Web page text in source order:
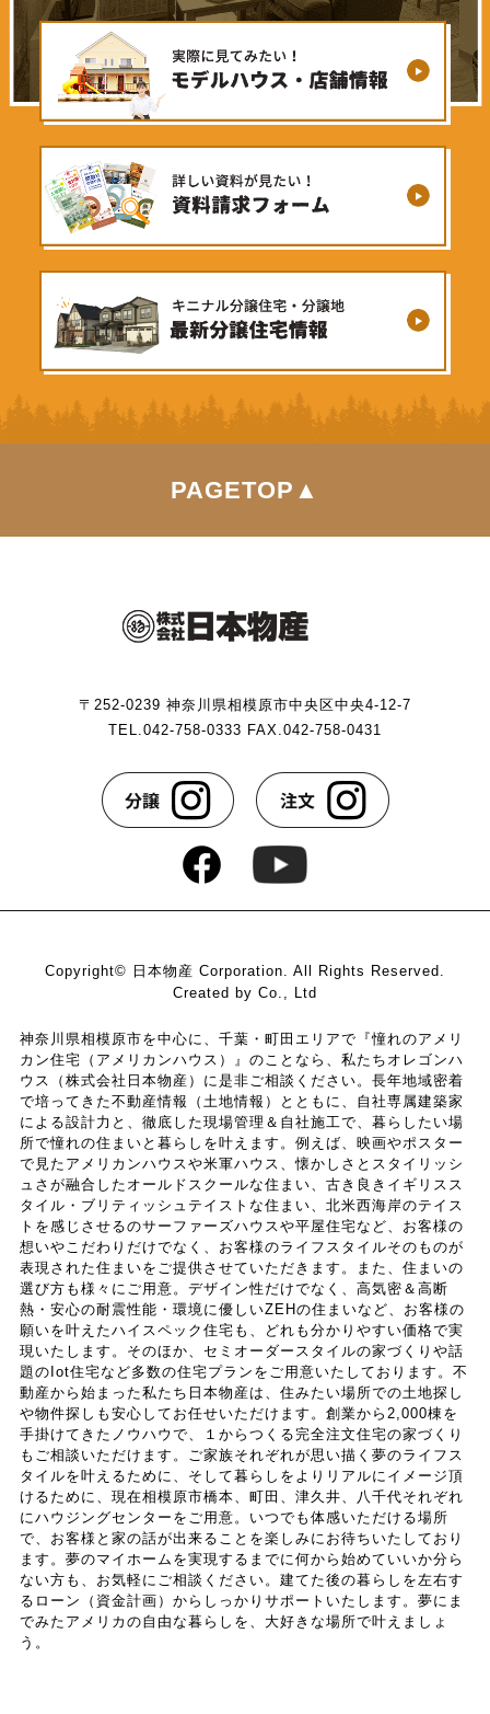
PAGETOP▲
〒252-0239 神奈川県相模原市中央区中央4-12-7
TEL.042-758-0333 FAX.042-758-0431
Copyright© 日本物産 Corporation. All Rights Reserved.
Created by Co., Ltd
神奈川県相模原市を中心に、千葉・町田エリアで『憧れのアメリ
カン住宅（アメリカンハウス）』のことなら、私たちオレゴンハ
ウス（株式会社日本物産）に是非ご相談ください。長年地域密着
で培ってきた不動産情報（土地情報）とともに、自社専属建築家
による設計力と、徹底した現場管理＆自社施工で、暮らしたい場
所で憧れの住まいと暮らしを叶えます。例えば、映画やポスター
で見たアメリカンハウスや米軍ハウス、懐かしさとスタイリッシ
ュさが融合したオールドスクールな住まい、古き良きイギリスス
タイル・ブリティッシュテイストな住まい、北米西海岸のテイス
トを感じさせるのサーファーズハウスや平屋住宅など、お客様の
想いやこだわりだけでなく、お客様のライフスタイルそのものが
表現された住まいをご提供させていただきます。また、住まいの
選び方も様々にご用意。デザイン性だけでなく、高気密＆高断
熱・安心の耐震性能・環境に優しいZEHの住まいなど、お客様の
願いを叶えたハイスペック住宅も、どれも分かりやすい価格で実
現いたします。そのほか、セミオーダースタイルの家づくりや話
題のIot住宅など多数の住宅プランをご用意いたしております。不
動産から始まった私たち日本物産は、住みたい場所での土地探し
や物件探しも安心してお任せいただけます。創業から2,000棟を
手掛けてきたノウハウで、１からつくる完全注文住宅の家づくり
もご相談いただけます。ご家族それぞれが思い描く夢のライフス
タイルを叶えるために、そして暮らしをよりリアルにイメージ頂
けるために、現在相模原市橋本、町田、津久井、八千代それぞれ
にハウジングセンターをご用意。いつでも体感いただける場所
で、お客様と家の話が出来ることを楽しみにお待ちいたしており
ます。夢のマイホームを実現するまでに何から始めていいか分ら
ない方も、お気軽にご相談ください。建てた後の暮らしを左右す
るローン（資金計画）からしっかりサポートいたします。夢にま
でみたアメリカの自由な暮らしを、大好きな場所で叶えましょ
う。